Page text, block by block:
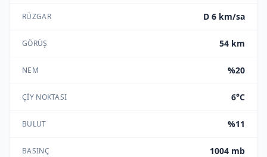
RÜZGAR D 6 km/sa
GÖRÜŞ 54 km
NEM %20
ÇIY NOKTASI 6°C
BULUT %11
BASINÇ 1004 mb